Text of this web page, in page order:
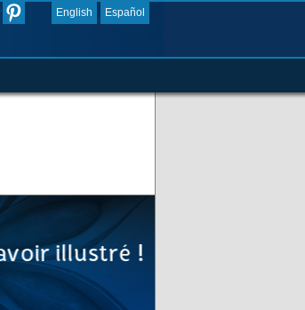
English Español